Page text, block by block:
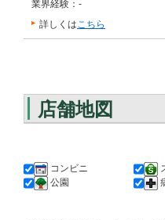
業界経験：-
詳しくはこちら
店舗地図
コンビニ
公園